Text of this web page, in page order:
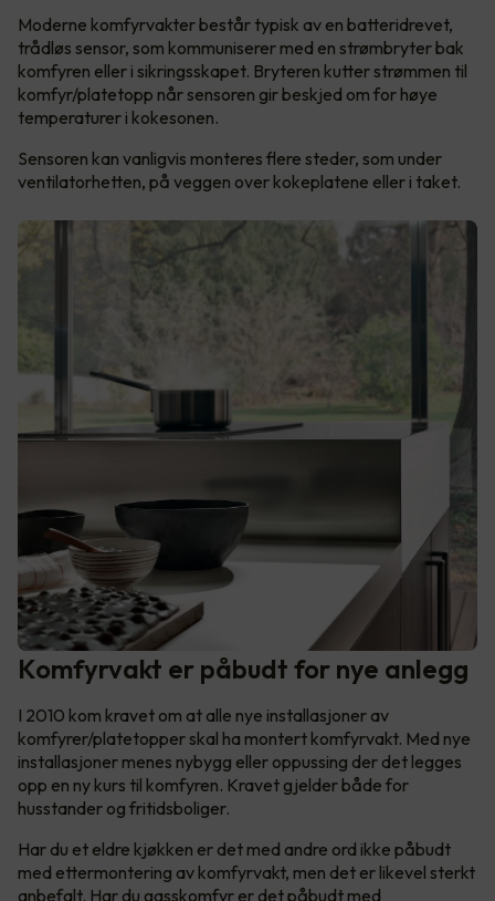
Moderne komfyrvakter består typisk av en batteridrevet,
trådløs sensor, som kommuniserer med en strømbryter bak
komfyren eller i sikringsskapet. Bryteren kutter strømmen til
komfyr/platetopp når sensoren gir beskjed om for høye
temperaturer i kokesonen.
Sensoren kan vanligvis monteres flere steder, som under
ventilatorhetten, på veggen over kokeplatene eller i taket.
Komfyrvakt er påbudt for nye anlegg
I 2010 kom kravet om at alle nye installasjoner av
komfyrer/platetopper skal ha montert komfyrvakt. Med nye
installasjoner menes nybygg eller oppussing der det legges
opp en ny kurs til komfyren. Kravet gjelder både for
husstander og fritidsboliger.
Har du et eldre kjøkken er det med andre ord ikke påbudt
med ettermontering av komfyrvakt, men det er likevel sterkt
anbefalt. Har du gasskomfyr er det påbudt med